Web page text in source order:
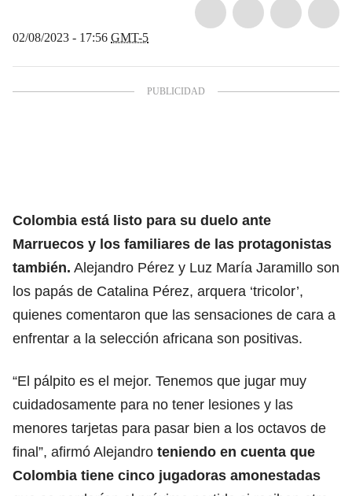
02/08/2023 - 17:56 GMT-5
Colombia está listo para su duelo ante
Marruecos y los familiares de las protagonistas
también. Alejandro Pérez y Luz María Jaramillo son
los papás de Catalina Pérez, arquera ‘tricolor’,
quienes comentaron que las sensaciones de cara a
enfrentar a la selección africana son positivas.
“El pálpito es el mejor. Tenemos que jugar muy
cuidadosamente para no tener lesiones y las
menores tarjetas para pasar bien a los octavos de
final”, afirmó Alejandro teniendo en cuenta que
Colombia tiene cinco jugadoras amonestadas